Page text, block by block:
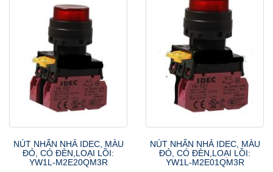
NÚT NHẤN NHẢ IDEC, MÀU
ĐỎ, CÓ ĐÈN,LOẠI LỒI:
YW1L-M2E20QM3R
NÚT NHẤN NHẢ IDEC, MÀU
ĐỎ, CÓ ĐÈN,LOẠI LỒI:
YW1L-M2E01QM3R